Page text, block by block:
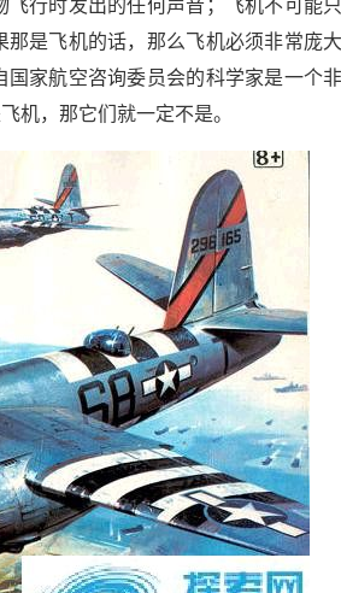
行时发出的任何声音；飞机不可能
是飞机的话，那么飞机必须非常庞
家航空咨询委员会的科学家是一个
机，那它们就一定不是。